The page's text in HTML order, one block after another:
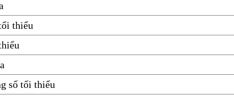
thiểu
số tối thiểu